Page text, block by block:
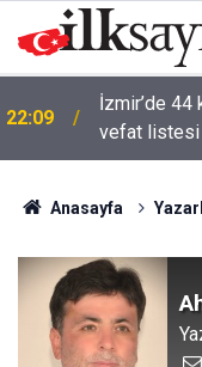
22:09
İzmir’de 44
vefat listesi
Anasayfa